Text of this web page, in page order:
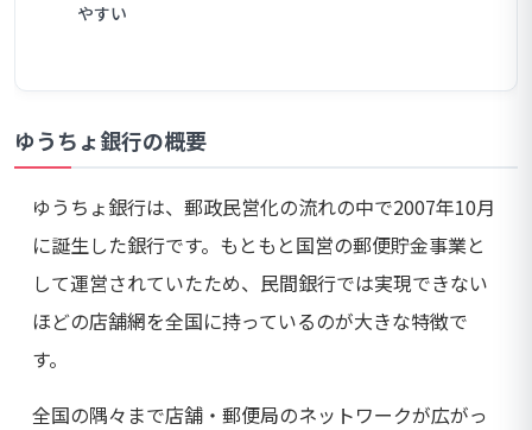
やすい
ゆうちょ銀行の概要
ゆうちょ銀行は、郵政民営化の流れの中で2007年10月
に誕生した銀行です。もともと国営の郵便貯金事業と
して運営されていたため、民間銀行では実現できない
ほどの店舗網を全国に持っているのが大きな特徴で
す。
全国の隅々まで店舗・郵便局のネットワークが広がっ